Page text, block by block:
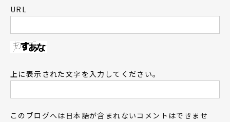
URL
上に表示された文字を入力してください。
このブログへは日本語が含まれないコメントはできませ